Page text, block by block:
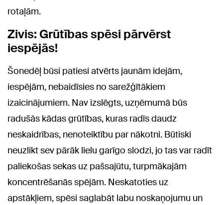
rotaļām.
Zivis: Grūtības spēsi pārvērst
iespējās!
Šonedēļ būsi patiesi atvērts jaunām idejām,
iespējām, nebaidīsies no sarežģītākiem
izaicinājumiem. Nav izslēgts, uzņēmumā būs
radušās kādas grūtības, kuras radīs daudz
neskaidrības, nenoteiktību par nākotni. Būtiski
neuzlikt sev pārāk lielu garīgo slodzi, jo tas var radīt
paliekošas sekas uz pašsajūtu, turpmākajām
koncentrēšanās spējām. Neskatoties uz
apstākļiem, spēsi saglabāt labu noskaņojumu un